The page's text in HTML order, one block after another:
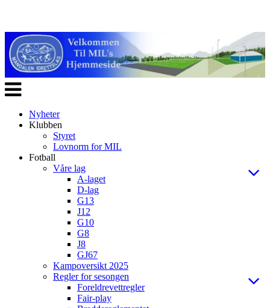
Veksle
navigasjon
Nyheter
Klubben
Styret
Lovnorm for MIL
Fotball
Våre lag
A-laget
D-lag
G13
J12
G10
G8
J8
GJ67
Kampoversikt 2025
Regler for sesongen
Foreldrevettregler
Fair-play